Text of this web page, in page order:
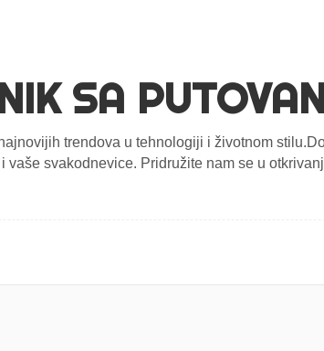
SA
trendova u tehnologiji i životnom
svakodnevice. Pridružite nam se u